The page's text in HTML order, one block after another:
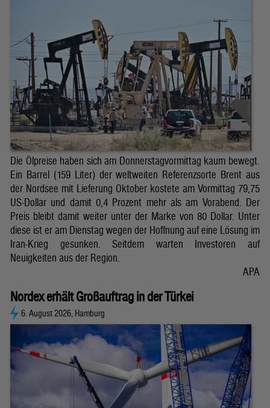
Die Ölpreise haben sich am Donnerstagvormittag kaum bewegt.
Ein Barrel (159 Liter) der weltweiten Referenzsorte Brent aus
der Nordsee mit Lieferung Oktober kostete am Vormittag 79,75
US-Dollar und damit 0,4 Prozent mehr als am Vorabend. Der
Preis bleibt damit weiter unter der Marke von 80 Dollar. Unter
diese ist er am Dienstag wegen der Hoffnung auf eine Lösung im
Iran-Krieg gesunken. Seitdem warten Investoren auf
Neuigkeiten aus der Region.
APA
Nordex erhält Großauftrag in der Türkei
6. August 2026, Hamburg